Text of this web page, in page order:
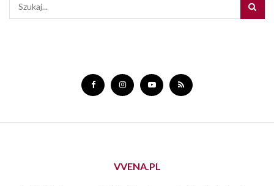
VVENA.PL